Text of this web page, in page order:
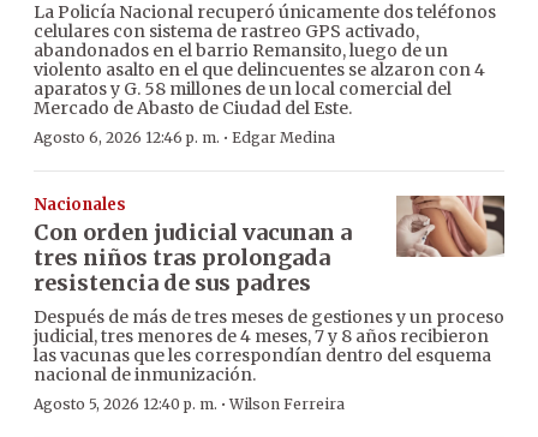
La Policía Nacional recuperó únicamente dos teléfonos
celulares con sistema de rastreo GPS activado,
abandonados en el barrio Remansito, luego de un
violento asalto en el que delincuentes se alzaron con 4
aparatos y G. 58 millones de un local comercial del
Mercado de Abasto de Ciudad del Este.
Agosto 6, 2026 12:46 p. m. · Edgar Medina
Nacionales
Con orden judicial vacunan a
tres niños tras prolongada
resistencia de sus padres
Después de más de tres meses de gestiones y un proceso
judicial, tres menores de 4 meses, 7 y 8 años recibieron
las vacunas que les correspondían dentro del esquema
nacional de inmunización.
Agosto 5, 2026 12:40 p. m. ·Wilson Ferreira